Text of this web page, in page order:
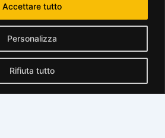
Personalizza
Rifiuta tutto
Accettare tutto
sotto licenzaCreative Commons
- Condividi allo stesso modo 2.5
Italia License.